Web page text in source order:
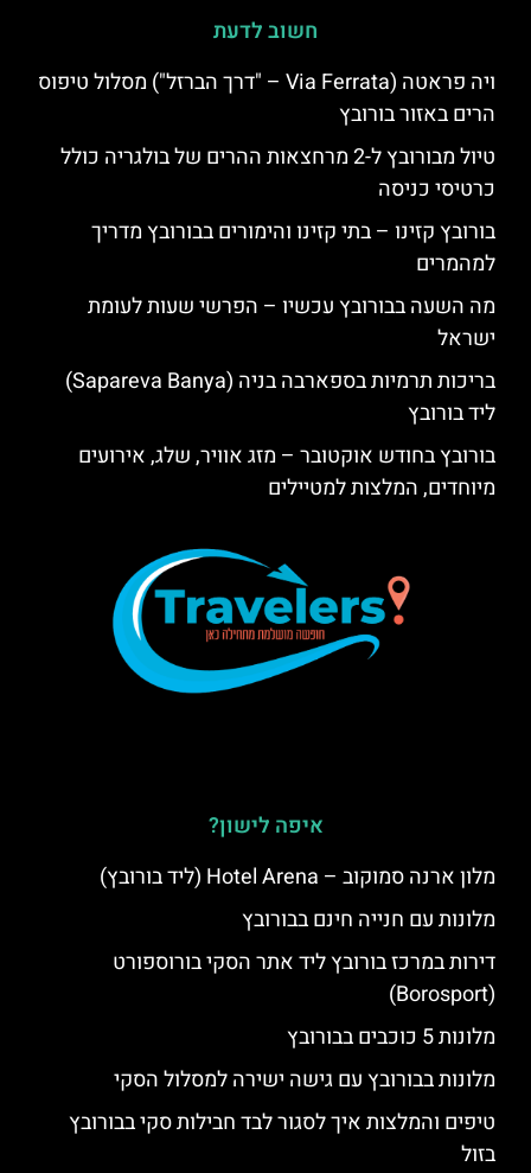
חשוב לדעת
ויה פראטה (Via Ferrata – "דרך הברזל") מסלול טיפוס
הרים באזור בורובץ
טיול מבורובץ ל-2 מרחצאות ההרים של בולגריה כולל
כרטיסי כניסה
בורובץ קזינו – בתי קזינו והימורים בבורובץ מדריך
למהמרים
מה השעה בבורובץ עכשיו – הפרשי שעות לעומת
ישראל
בריכות תרמיות בספארבה בניה (Sapareva Banya)
ליד בורובץ
בורובץ בחודש אוקטובר – מזג אוויר, שלג, אירועים
מיוחדים, המלצות למטיילים
איפה לישון?
מלון ארנה סמוקוב – Hotel Arena (ליד בורובץ)
מלונות עם חנייה חינם בבורובץ
דירות במרכז בורובץ ליד אתר הסקי בורוספורט
(Borosport)
מלונות 5 כוכבים בבורובץ
מלונות בבורובץ עם גישה ישירה למסלול הסקי
טיפים והמלצות איך לסגור לבד חבילות סקי בבורובץ
בזול